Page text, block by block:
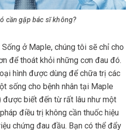
cần gặp bác sĩ không?
ở Maple, chúng tôi sẽ chỉ cho
để thoát khỏi những cơn đau đó.
hình được dùng để chữa trị các
sống cho bệnh nhân tại Maple
được biết đến từ rất lâu như một
điều trị không cần thuốc hiệu
chứng đau đầu. Bạn có thể đẩy